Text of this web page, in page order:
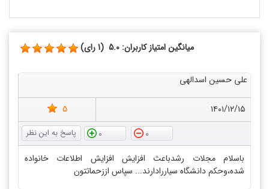
میانگین امتیاز کاربران: 5.0 (1 رای)
علی حسین اسدالهی
۱۴۰۱/۱۲/۱۵
5
0
0
باسلام مجلات رشدباعث افزایش افزایش اطلاعات خانواده
شده،وحکم دانشگاه سیاررادارند... سپاس اززحماتتون